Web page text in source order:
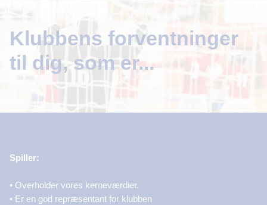
Klubbens forventninger
til dig, som er...
Spiller:
• Overholder vores kerneværdier.
• Er en god repræsentant for klubben